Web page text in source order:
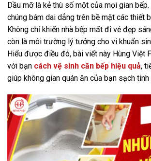
Dầu mỡ là kẻ thù số một của mọi gian
chúng bám dai dẳng trên bề mặt các thiết
Không chỉ khiến nhà bếp mất đi vẻ đẹp
còn là môi trường lý tưởng cho vi khuẩn
Hiểu được điều đó, bài viết này Hùng Việt
với bạn cách vệ sinh căn bếp hiệu quả,
giúp không gian quán ăn của bạn sạch